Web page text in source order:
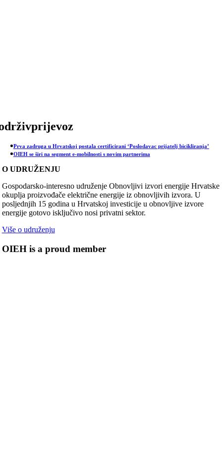
Prva zadruga u Hrvatskoj postala certificirani ‘Poslodavac prijatelj bicikliranja’
OIEH se širi na segment e-mobilnosti s novim partnerima
O UDRUŽENJU
Gospodarsko-interesno udruženje Obnovljivi izvori energije Hrvatske
okuplja proizvođače električne energije iz obnovljivih izvora. U
posljednjih 15 godina u Hrvatskoj investicije u obnovljive izvore
energije gotovo isključivo nosi privatni sektor.
Više o udruženju
OIEH is a proud member